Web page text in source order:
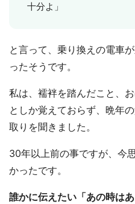
十分よ」
と言って、乗り換えの電車
ったそうです。
私は、襦袢を踏んだこと、
としか覚えておらず、晩年
取りを聞きました。
30年以上前の事ですが、今
かったです。
誰かに伝えたい「あの時は